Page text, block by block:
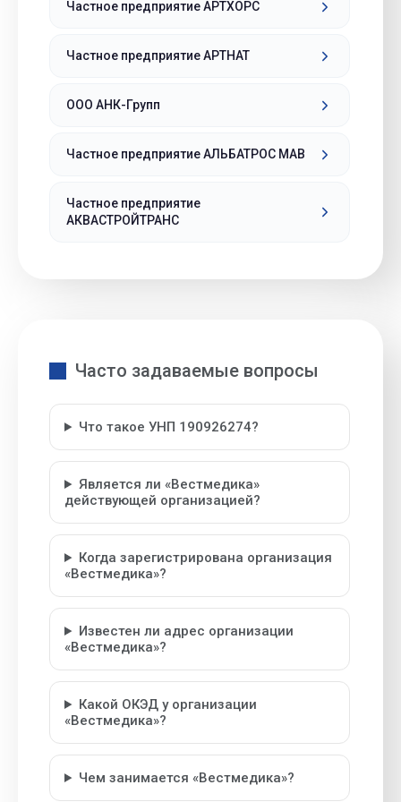
Частное предприятие АРТХОРС
Частное предприятие АРТНАТ
ООО АНК-Групп
Частное предприятие АЛЬБАТРОС МАВ
Частное предприятие
АКВАСТРОЙТРАНС
Часто задаваемые вопросы
Что такое УНП 190926274?
Является ли «Вестмедика»
действующей организацией?
Когда зарегистрирована организация
«Вестмедика»?
Известен ли адрес организации
«Вестмедика»?
Какой ОКЭД у организации
«Вестмедика»?
Чем занимается «Вестмедика»?